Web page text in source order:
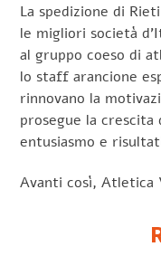
La spedizione di
le migliori società
al gruppo coeso di
lo staff arancione
rinnovano la
prosegue la
entusiasmo e
Avanti così, Atletica